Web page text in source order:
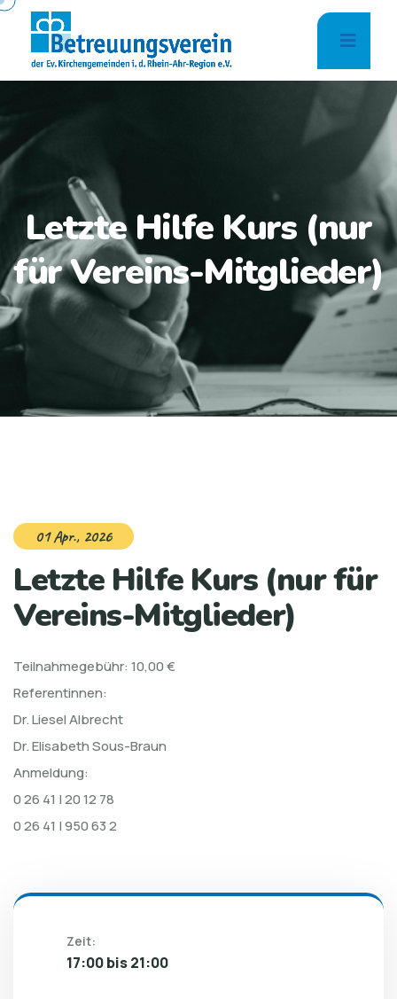
Letzte Hilfe Kurs (nur
für Vereins-Mitglieder)
01 Apr., 2026
Letzte Hilfe Kurs (nur für
Vereins-Mitglieder)
Teilnahmegebühr: 10,00 €
Referentinnen:
Dr. Liesel Albrecht
Dr. Elisabeth Sous-Braun
Anmeldung:
0 26 41 | 20 12 78
0 26 41 | 950 63 2
Zeit:
17:00 bis 21:00